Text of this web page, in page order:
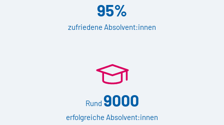
95%
zufriedene Absolvent:innen
Rund 9000
erfolgreiche Absolvent:innen